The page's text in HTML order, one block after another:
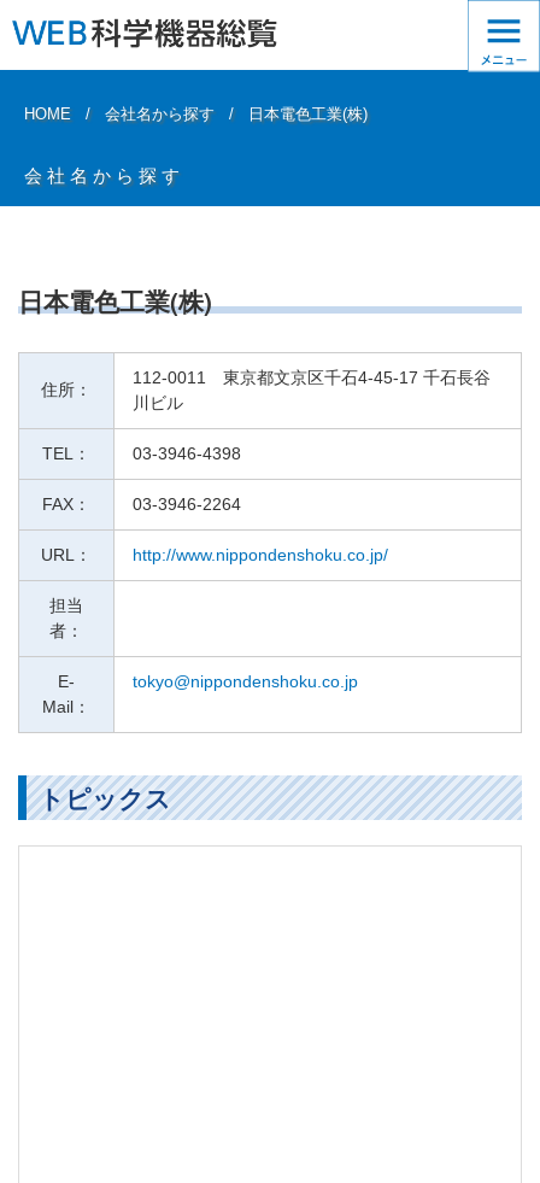
HOME 会社名から探す 日本電色工業(株)
会社名から探す
日本電色工業(株)
住所：
112-0011 東京都文京区千石4-45-17 千石長谷
川ビル
TEL： 03-3946-4398
FAX： 03-3946-2264
URL： http://www.nippondenshoku.co.jp/
担当
者：
E-
Mail：
tokyo@nippondenshoku.co.jp
トピックス